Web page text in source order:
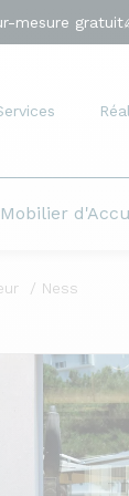
mesure gratuit
Mobilier
Ness